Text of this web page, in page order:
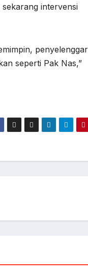
intervensi
seperti Pak Nas,”